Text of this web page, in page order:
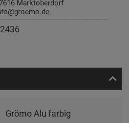
Marktoberdorf
Grömo Alu farbig